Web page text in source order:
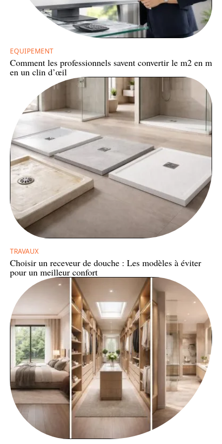
EQUIPEMENT
Comment les professionnels savent convertir le m2 en m
en un clin d’œil
TRAVAUX
Choisir un receveur de douche : Les modèles à éviter
pour un meilleur confort